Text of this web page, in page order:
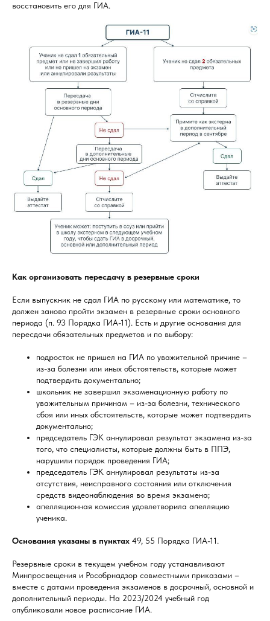
восстановить его для ГИА.
Как организовать пересдачу в резервные сроки
Если выпускник не сдал ГИА по русскому или математике, то
должен заново пройти экзамен в резервные сроки основного
периода (п. 93 Порядка ГИА-11). Есть и другие основания для
пересдачи обязательных предметов и по выбору:
подросток не пришел на ГИА по уважительной причине –
из-за болезни или иных обстоятельств, которые может
подтвердить документально;
школьник не завершил экзаменационную работу по
уважительным причинам – из-за болезни, технического
сбоя или иных обстоятельств, которые может подтвердить
документально;
председатель ГЭК аннулировал результат экзамена из-за
того, что специалисты, которые должны быть в ППЭ,
нарушили порядок проведения ГИА;
председатель ГЭК аннулировал результаты из-за
отсутствия, неисправного состояния или отключения
средств видеонаблюдения во время экзамена;
апелляционная комиссия удовлетворила апелляцию
ученика.
Основания указаны в пунктах 49, 55 Порядка ГИА-11.
Резервные сроки в текущем учебном году устанавливают
Минпросвещения и Рособрнадзор совместными приказами –
вместе с датами проведения экзаменов в досрочный, основной и
дополнительный периоды. На 2023/2024 учебный год
опубликовали новое расписание ГИА.